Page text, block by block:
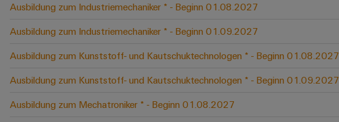
Ausbildung zum Industriemechaniker * - Beginn 01.08.2027
Ausbildung zum Industriemechaniker * - Beginn 01.09.2027
Ausbildung zum Kunststoff- und Kautschuktechnologen * - Beginn 01.08.2027
Ausbildung zum Kunststoff- und Kautschuktechnologen * - Beginn 01.09.2027
Ausbildung zum Mechatroniker * - Beginn 01.08.2027